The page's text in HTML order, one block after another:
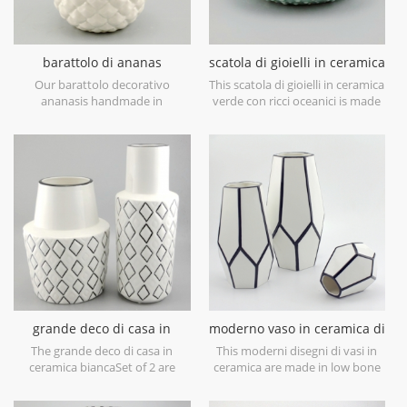
barattolo di ananas
decorativo bianco in
ceramica con coperchio
Our barattolo decorativo
ananasis handmade in
elegant metallic gold leaf lid,can
be used as a decorative
only. Can be smaller and filled
with was as a candle holder.
Hand wash only.
scatola di gioielli in ceramica
verde con ricci oceanici
This scatola di gioielli in ceramica
verde con ricci oceanici is made
storage or dry food and goods.
Microwave safe and food safe.
grande deco di casa in
ceramica bianca
The grande deco di casa in
ceramica biancaSet of 2 are
porcelain,is snow white with
moderno vaso in ceramica di
design bianco e nero
This moderni disegni di vasi in
ceramica are made in low bone
for your home decorative